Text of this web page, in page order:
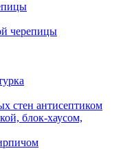
черепицы
стен антисептиком
блок-хаусом,